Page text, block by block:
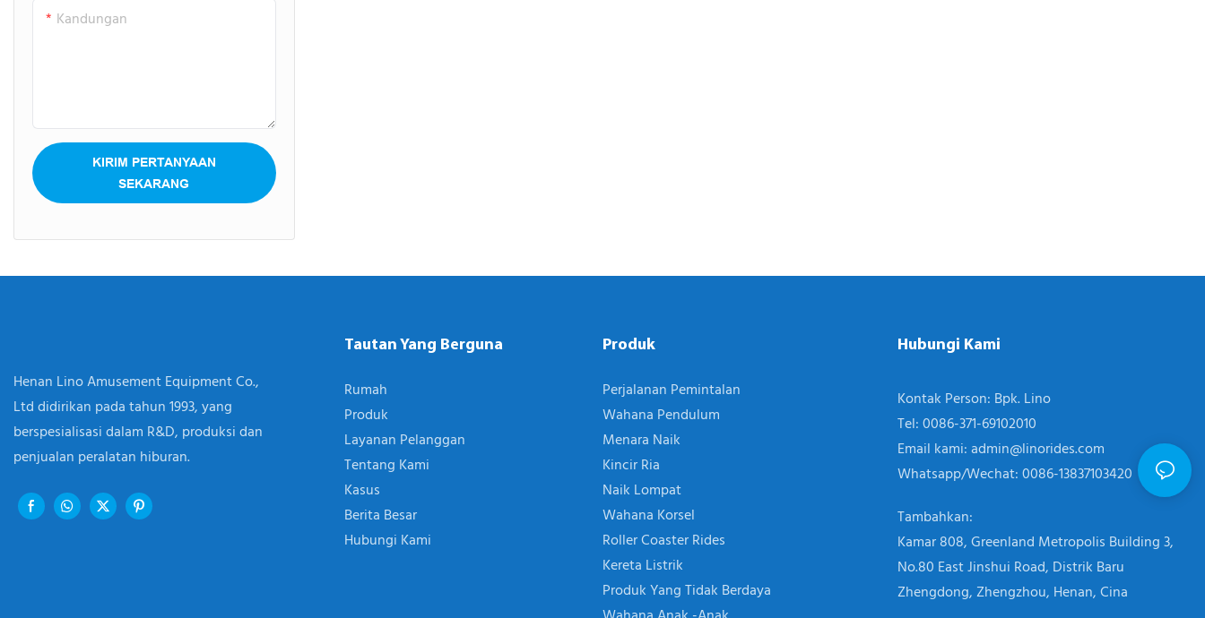
Kandungan
KIRIM PERTANYAAN
SEKARANG
Henan Lino Amusement Equipment Co.,
Ltd didirikan pada tahun 1993, yang
berspesialisasi dalam R&D, produksi dan
penjualan peralatan hiburan.
Tautan Yang Berguna
Rumah
Produk
Layanan Pelanggan
Tentang Kami
Kasus
Berita Besar
Hubungi Kami
Produk
Perjalanan Pemintalan
Wahana Pendulum
Menara Naik
Kincir Ria
Naik Lompat
Wahana Korsel
Roller Coaster Rides
Kereta Listrik
Produk Yang Tidak Berdaya
Hubungi Kami
Kontak Person: Bpk. Lino
Tel: 0086-371-69102010
Email kami:admin@linorides.com
Whatsapp/Wechat: 0086-13837103420
Tambahkan:
Kamar 808, Greenland Metropolis Building 3,
No.80 East Jinshui Road, Distrik Baru
Zhengdong, Zhengzhou, Henan, Cina